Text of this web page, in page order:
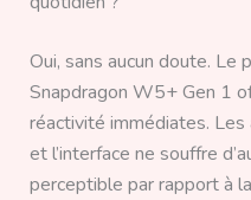
Oui, sans aucun doute. Le
Snapdragon W5+ Gen 1
réactivité immédiates. Les
et l’interface ne souffre
perceptible par rapport à